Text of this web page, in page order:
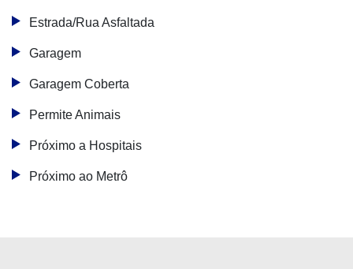
Estrada/Rua Asfaltada
Garagem
Garagem Coberta
Permite Animais
Próximo a Hospitais
Próximo ao Metrô